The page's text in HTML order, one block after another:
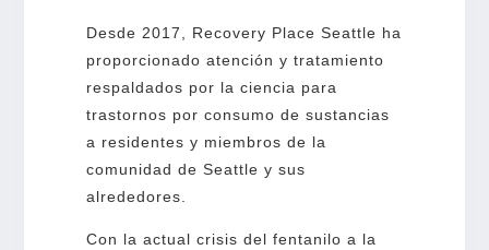
Desde 2017, Recovery Place Seattle ha
proporcionado atención y tratamiento
respaldados por la ciencia para
trastornos por consumo de sustancias
a residentes y miembros de la
comunidad de Seattle y sus
alrededores.
Con la actual crisis del fentanilo a la